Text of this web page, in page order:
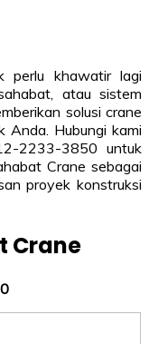
perlu khawatir lagi
atau sistem
solusi crane
Anda. Hubungi kami
2233-3850 untuk
Crane sebagai
proyek konstruksi
Crane